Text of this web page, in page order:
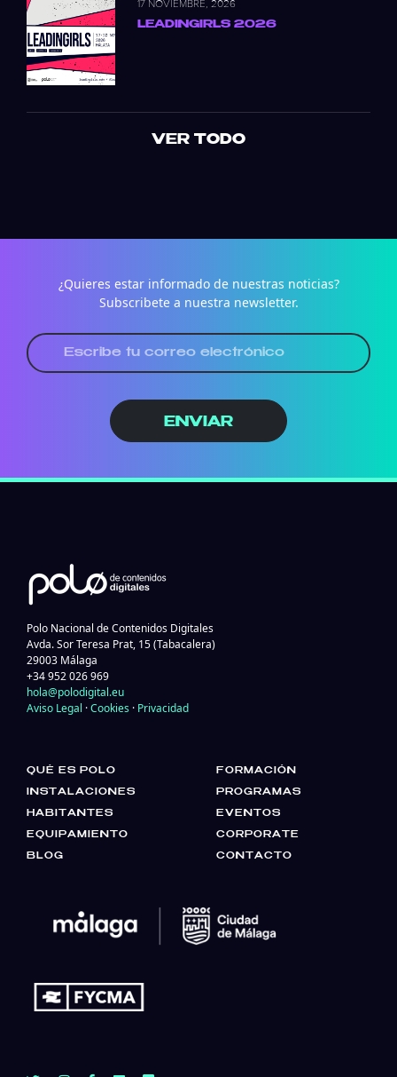
17 NOVIEMBRE, 2026
LEADINGIRLS 2026
VER TODO
¿Quieres estar informado de nuestras noticias?
Subscribete a nuestra newsletter.
ENVIAR
Polo Nacional de Contenidos Digitales
Avda. Sor Teresa Prat, 15 (Tabacalera)
29003 Málaga
+34 952 026 969
hola@polodigital.eu
Aviso Legal ·Cookies · Privacidad
QUÉ ES POLO
INSTALACIONES
HABITANTES
EQUIPAMIENTO
BLOG
FORMACIÓN
PROGRAMAS
EVENTOS
CORPORATE
CONTACTO